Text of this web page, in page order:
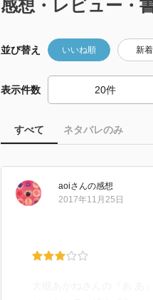
感想・レビュー・
並び替え いいね順 新
表示件数
すべて ネタバレのみ
aoiさんの感想
2017年11月25日